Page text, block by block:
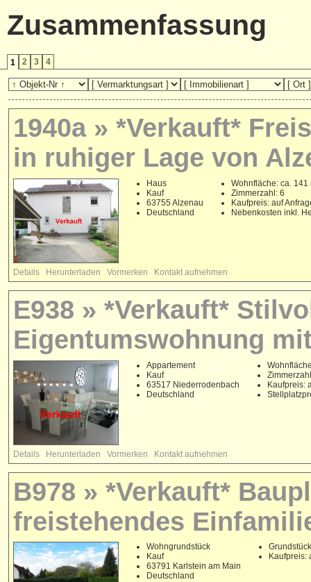
Zusammenfassung
1 2 3 4
1940a » *Verkauft*
in ruhiger Lage von
Haus
Kauf
63755 Alzenau
Deutschland
Wohnfläche: ca. 141
Zimmerzahl: 6
Kaufpreis: auf
Nebenkosten inkl.
Details Herunterladen Vormerken Kontakt aufnehmen
E938 » *Verkauft*
Eigentumswohnung
Appartement
Kauf
63517 Niederrodenbach
Deutschland
Kaufpreis:
Details Herunterladen Vormerken Kontakt aufnehmen
B978 » *Verkauft*
freistehendes
Wohngrundstück
Kauf
63791 Karlstein am Main
Deutschland
Kaufpreis: